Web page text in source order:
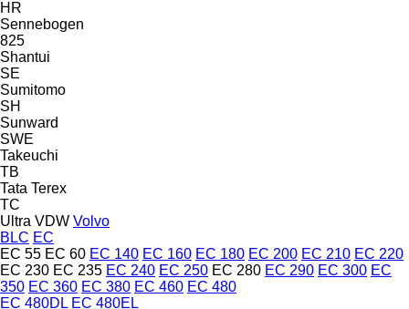
HR
Sennebogen
825
Shantui
SE
Sumitomo
SH
Sunward
SWE
Takeuchi
TB
Tata Terex
TC
Ultra VDW Volvo
BLC EC
EC 55 EC 60 EC 140 EC 160 EC 180 EC 200 EC 210 EC 220
EC 230 EC 235 EC 240 EC 250 EC 280 EC 290 EC 300 EC
350 EC 360 EC 380 EC 460 EC 480
EC 480DL EC 480EL